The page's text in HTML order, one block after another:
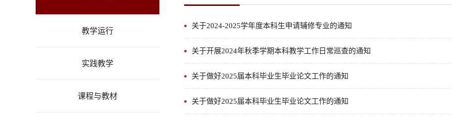
教学运行
实践教学
课程与教材
关于2024-2025学年度本科生申请辅修专业的通知
关于开展2024年秋季学期本科教学工作日常巡查的通知
关于做好2025届本科毕业生毕业论文工作的通知
关于做好2025届本科毕业生毕业论文工作的通知